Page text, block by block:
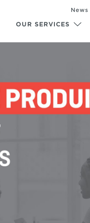
OUR SERVICES
News